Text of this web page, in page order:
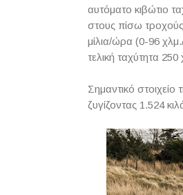
αυτόματο κιβώτιο
στους πίσω
μίλια/ώρα (0-96
τελική ταχύτητα
Σημαντικό στοιχείο
ζυγίζοντας 1.524